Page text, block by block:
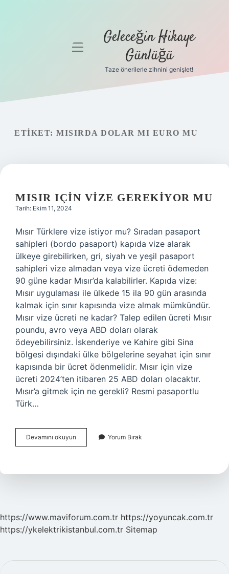
Gizlilik
Yasal Uyarı
Hakkımızda
menüyü Geleceğin Hikaye
Günlüğü
Taze önerilerle zihnini genişlet!
ETIKET: MISIRDA DOLAR MI EURO MU
MISIR IÇIN VIZE GEREKIYOR MU
Tarih: Ekim 11, 2024
Mısır Türklere vize istiyor mu? Sıradan pasaport
sahipleri (bordo pasaport) kapıda vize alarak
ülkeye girebilirken, gri, siyah ve yeşil pasaport
sahipleri vize almadan veya vize ücreti ödemeden
90 güne kadar Mısır’da kalabilirler. Kapıda vize:
Mısır uygulaması ile ülkede 15 ila 90 gün arasında
kalmak için sınır kapısında vize almak mümkündür.
Mısır vize ücreti ne kadar? Talep edilen ücreti Mısır
poundu, avro veya ABD doları olarak
ödeyebilirsiniz. İskenderiye ve Kahire gibi Sina
bölgesi dışındaki ülke bölgelerine seyahat için sınır
kapısında bir ücret ödenmelidir. Mısır için vize
ücreti 2024’ten itibaren 25 ABD doları olacaktır.
Mısır’a gitmek için ne gerekli? Resmi pasaportlu
Türk…
Devamını okuyun
Için
Mu
Yorum Bırak
https://www.maviforum.com.tr https://yoyuncak.com.tr
https://ykelektrikistanbul.com.tr Sitemap